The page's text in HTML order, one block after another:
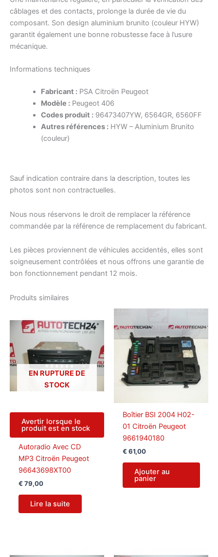
câblages et des contacts, prolonge la durée de vie du
composant. Son design aluminium brunito (couleur HYW)
garantit également une bonne robustesse face à l’usure
mécanique.
Informations techniques
Fabricant :PSA Citroën Peugeot
Modèle :Peugeot 406
Codes produit :96473407YW, 6564GR, 6560FF
Autres références :HYW – Aluminium Brunito
(couleur)
Sauf indication contraire dans la description, toutes les
photos sont non contractuelles.
Nous nous réservons le droit de remplacer la référence
commandée par la référence de remplacement du fabricant.
Les pièces proviennent de véhicules accidentés, elles sont
soigneusement contrôlées et nous offrons une garantie de
bon fonctionnement pendant 12 mois.
Produits similaires
EN RUPTURE DE
STOCK
Avertir lorsque le
produit est en stock
Autoradio Avec CD
MP3 Citroën Peugeot
96643698XT00
€ 79,00
Lire la suite
Boîtier BSI 2004 H02-
01 Citroën Peugeot
9661940180
€ 61,00
Ajouter au
panier